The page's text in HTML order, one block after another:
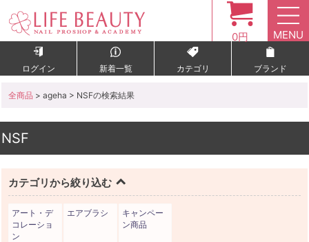
0円 MENU
ログイン 新着一覧 カテゴリ ブランド
全商品 > ageha > NSFの検索結果
NSF
カテゴリから絞り込む
アート・デ
コレーショ
ン
エアブラシ
キャンペー
ン商品